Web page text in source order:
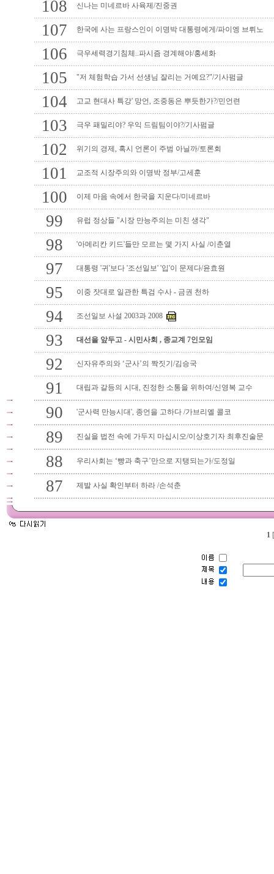
108 신나는 미네르바 사육제/진중권
107 한국에 사는 프랑스인이 이명박 대통령에게/파이엥 브뤼노
106 극우세력경기침체..파시즘 경계해야/홍세화
105 "저 체험학습 가서 선생님 잘리는 거예요?"/기사펌글
104 고교 현대사 특강' 망언, 조중동은 뿌듯한가?/민언련
103 극우 패밀리야? 우익 드림팀이야?/기사펌글
102 위기의 경제, 혹시 언론이 주범 아닐까/토론회
101 교조적 시장주의와 이명박 정부/고세훈
100 이제 마음 속에서 한국을 지운다/미네르바
99 유럽 정상들 "시장 만능주의는 미친 생각"
98 '아메리칸 키드'들만 모르는 몇 가지 사실 /이춘열
97 대통령 '귀'보다 '조선일보' '입'이 문제다/윤효원
95 이중 잣대로 일관한 특검 수사 - 금권 천하
94 조선일보 사설 2003과 2008
93 대선을 앞두고 - 시민사회 , 종교계 7인모임
92 신자유주의와 ‘군사’의 짝짓기/김승국
91 대립과 갈등의 시대, 진정한 소통을 위하여/신영복 교수
90 '군사력 만능시대', 종언을 고하다 /가브리엘 콜코
89 진실을 법전 속에 가두지 마십시오/이상호기자 최후진술문
88 우리사회는 ‘빵과 축구’만으로 지탱되는가/도정일
87 제발 사실 확인부터 하라 /손석춘
1